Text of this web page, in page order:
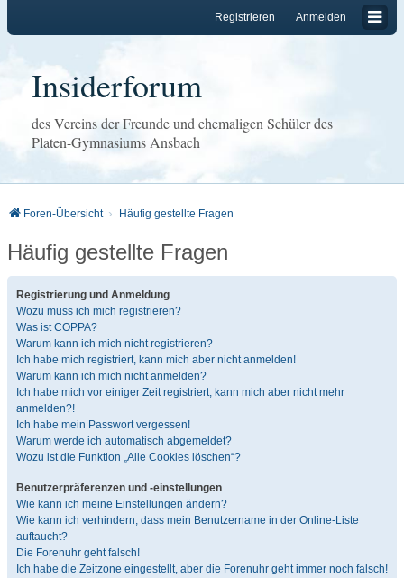
Anmelden
Registrieren
Insiderforum
des Vereins der Freunde und ehemaligen Schüler des
Platen-Gymnasiums Ansbach
Foren-Übersicht Häufig gestellte Fragen
Häufig gestellte Fragen
Registrierung und Anmeldung
Wozu muss ich mich registrieren?
Was ist COPPA?
Warum kann ich mich nicht registrieren?
Ich habe mich registriert, kann mich aber nicht anmelden!
Warum kann ich mich nicht anmelden?
Ich habe mich vor einiger Zeit registriert, kann mich aber nicht mehr
anmelden?!
Ich habe mein Passwort vergessen!
Warum werde ich automatisch abgemeldet?
Wozu ist die Funktion „Alle Cookies löschen“?
Benutzerpräferenzen und -einstellungen
Wie kann ich meine Einstellungen ändern?
Wie kann ich verhindern, dass mein Benutzername in der Online-Liste
auftaucht?
Die Forenuhr geht falsch!
Ich habe die Zeitzone eingestellt, aber die Forenuhr geht immer noch falsch!